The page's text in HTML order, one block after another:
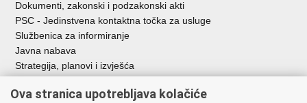
Dokumenti, zakonski i podzakonski akti
PSC - Jedinstvena kontaktna točka za usluge
Službenica za informiranje
Javna nabava
Strategija, planovi i izvješća
Ova stranica upotrebljava kolačiće